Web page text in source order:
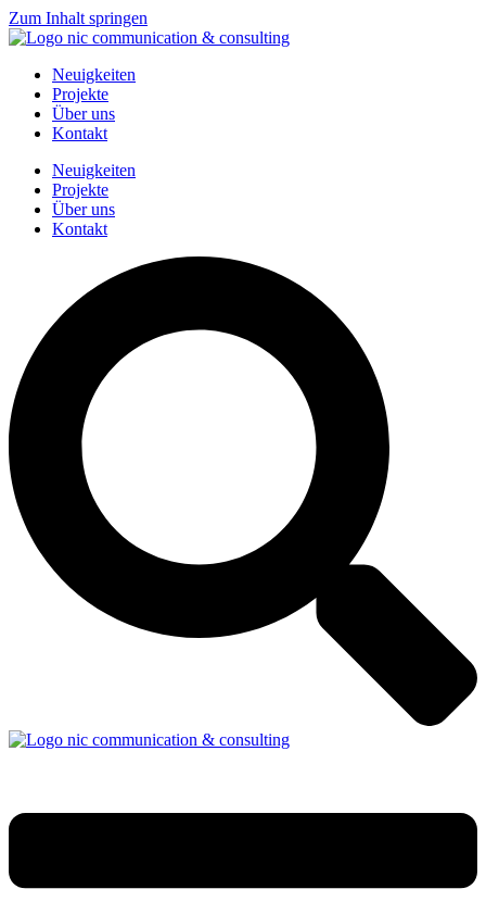
Zum Inhalt springen
Neuigkeiten
Projekte
Über uns
Kontakt
Neuigkeiten
Projekte
Über uns
Kontakt